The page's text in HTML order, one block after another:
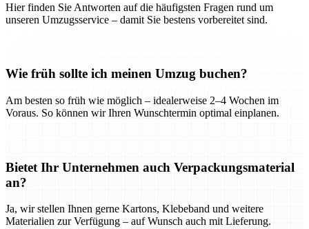
Hier finden Sie Antworten auf die häufigsten Fragen rund um
unseren Umzugsservice – damit Sie bestens vorbereitet sind.
Wie früh sollte ich meinen Umzug buchen?
Am besten so früh wie möglich – idealerweise 2–4 Wochen im
Voraus. So können wir Ihren Wunschtermin optimal einplanen.
Bietet Ihr Unternehmen auch Verpackungsmaterial
an?
Ja, wir stellen Ihnen gerne Kartons, Klebeband und weitere
Materialien zur Verfügung – auf Wunsch auch mit Lieferung.